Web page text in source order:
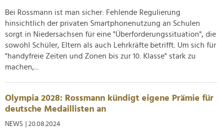
analysieren. Außerdem geben wir Informationen zu Ihrer
Verwendung unserer Website an unsere Partner für
soziale Medien, Werbung und Analysen weiter. Unsere
Partner führen diese Informationen möglicherweise mit
weiteren Daten zusammen, die Sie ihnen bereitgestellt
haben oder die sie im Rahmen Ihrer Nutzung der Dienste
gesammelt haben.
Bei Rossmann ist man sicher: Fehlende Regulierung
hinsichtlich der privaten Smartphonenutzung an Schulen
sorgt in Niedersachsen für eine "Überforderungssituation", die
sowohl Schüler, Eltern als auch Lehrkräfte betrifft. Um sich für
"handyfreie Zeiten und Zonen bis zur 10. Klasse" stark zu
machen,...
Olympia 2028: Rossmann kündigt eigene Prämie für
deutsche Medaillisten an
NEWS | 20.08.2024